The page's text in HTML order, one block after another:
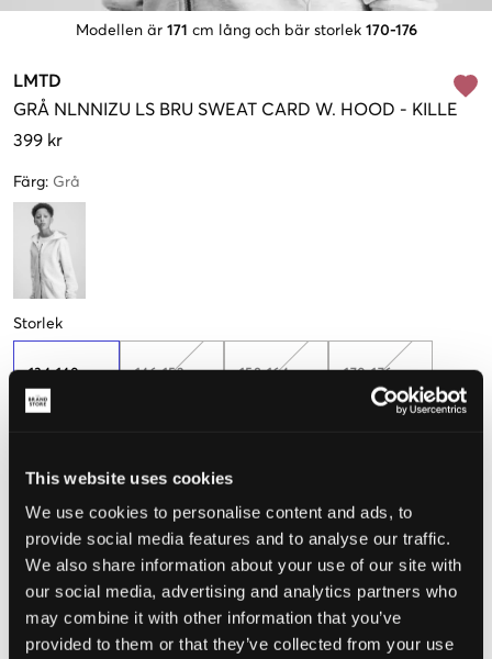
This website uses cookies
We use cookies to personalise content and ads, to
provide social media features and to analyse our traffic.
We also share information about your use of our site with
our social media, advertising and analytics partners who
may combine it with other information that you’ve
provided to them or that they’ve collected from your use
Modellen är 171 cm lång och bär storlek 170-176
LMTD
GRÅ NLNNIZU LS BRU SWEAT CARD W. HOOD - KILLE
399 kr
Färg: Grå
Storlek
134-140 cm
Endast
146-152 cm 158-164 cm 170-176 cm
Upplevd storlek
Liten Perfekt
STORLEKSGUIDE
VÄLJ STORLEK